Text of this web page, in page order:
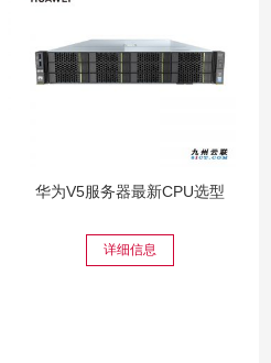
华为V5服务器最新CPU选型
详细信息